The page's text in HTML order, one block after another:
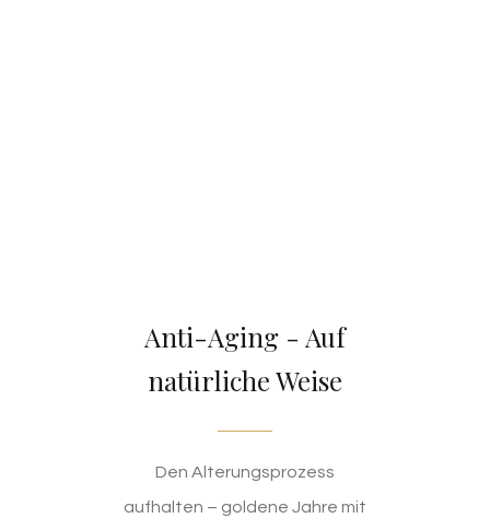
Anti-Aging - Auf
natürliche Weise
Den Alterungsprozess
aufhalten – goldene Jahre mit